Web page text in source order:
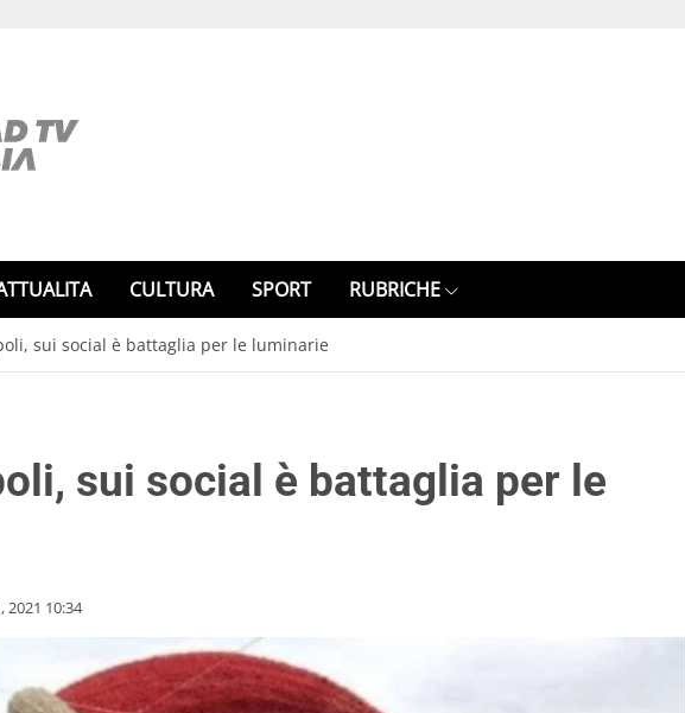
CULTURA SPORT RUBRICHE
sui social è battaglia per le luminarie
sui social è battaglia per le
2021 10:34